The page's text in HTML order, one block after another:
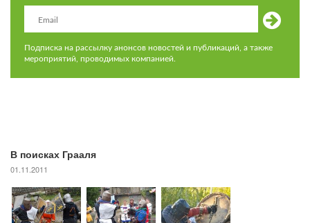
Подписка на рассылку анонсов новостей и публикаций, а также
мероприятий, проводимых компанией.
В поисках Грааля
01.11.2011